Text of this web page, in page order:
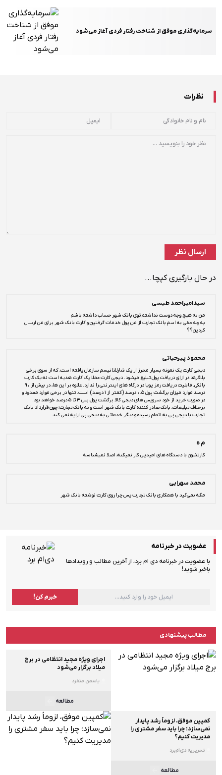
سرمایه‌گذاری موفق از شناخت رفتار فردی آغاز می‌شود
نظرات
در حال بارگیری کپچا...
سیدامیراحمد طبسی
من به هیچ وجه دوست نداشتم توی بانک شهر حساب داشته باشم
به چه حقی به اسم بانک تجارت از من پول خدمات گرفتین و کارت بانک شهر برای من ارسال
کردین؟؟
محمود پیرحیاتی
دیجی کارت یک نمونه بسیار محرز از یک شارلاتانیسم سازمان یافته است، که از سوی برخی
بلاگرها در ازای دریافت پول تبلیغ میشود. دیجی کارت عملا یک کارت هدیه است نه یک کارت
بانکی. قابلیت دریافت رمز پویا در درگاه های اینترنتی را ندارد. علاوه بر این ها، در بیش از ۹۰
درصد موارد میزان برگشت پول ۰.۵ درصد (کمتر از ۱ درصد) است. تنها در برخی موارد معدود و
در صورت خرید از خود سرویس های دیجی کالا برگشت پول بین ۳ تا ۵ درصد خواهد بود.
برخلاف تبلیغات، بانک صادر کننده کارت بانک شهر است و نه بانک تجارت؛ چون قرارداد بانک
تجارت با دیجی پی به اتمام رسیده و دیگر خدماتی به دیجی پی ارایه نمی کند.
م ه
کارتشون با دستگاه های امیدپی کار نمیکنه، اصلا نمیشناسه
محمد سهرابی
مگه نمی‌گید با همکاری بانک تجارت پس چرا روی کارت نوشته بانک شهر
عضویت در خبرنامه
با عضویت در خبرنامه دی ام برد، از آخرین مطالب و رویدادها
باخبر شوید!
مطالب پیشنهادی
اجرای ویژه مجید انتظامی در برج
میلاد برگزار می‌شود
یاسمن منفرد
مطالعه
کمپین موفق، لزوماً رشد پایدار
نمی‌سازد؛ چرا باید سفر مشتری را
مدیریت کنیم؟
تحریریه دی‌ام‌برد
مطالعه